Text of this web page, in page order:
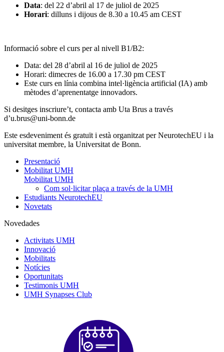
Data: del 22 d’abril al 17 de juliol de 2025
Horari: dilluns i dijous de 8.30 a 10.45 am CEST
Informació sobre el curs per al nivell B1/B2:
Data: del 28 d’abril al 16 de juliol de 2025
Horari: dimecres de 16.00 a 17.30 pm CEST
Este curs en línia combina intel·ligència artificial (IA) amb
mètodes d’aprenentatge innovadors.
Si desitges inscriure’t, contacta amb Uta Brus a través
d’u.brus@uni-bonn.de
Este esdeveniment és gratuït i està organitzat per NeurotechEU i la
universitat membre, la Universitat de Bonn.
Presentació
Mobilitat UMH
Mobilitat UMH
Com sol·licitar plaça a través de la UMH
Estudiants NeurotechEU
Novetats
Novedades
Activitats UMH
Innovació
Mobilitats
Notícies
Oportunitats
Testimonis UMH
UMH Synapses Club